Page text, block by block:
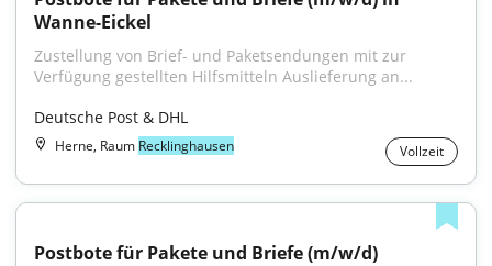
Wanne-Eickel
Zustellung von Brief- und Paketsendungen mit zur
Verfügung gestellten Hilfsmitteln Auslieferung an...
Deutsche Post & DHL
Herne, Raum Recklinghausen Vollzeit
Postbote für Pakete und Briefe (m/w/d)